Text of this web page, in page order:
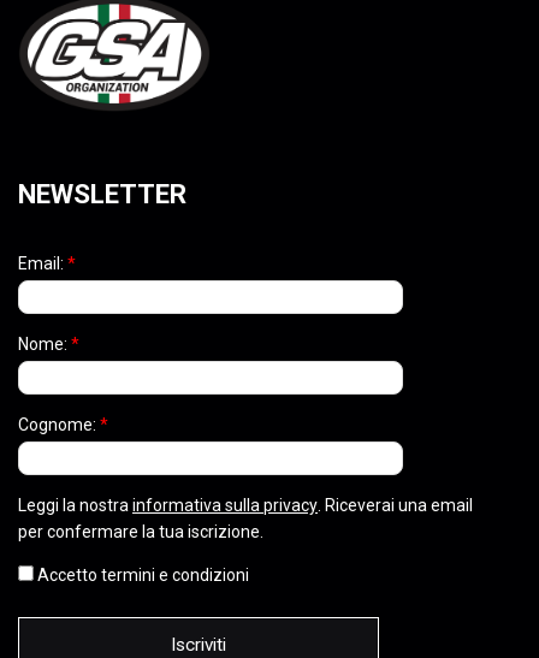
NEWSLETTER
Email: *
Nome: *
Cognome: *
Leggi la nostrainformativa sulla privacy. Riceverai una email
per confermare la tua iscrizione.
Accetto termini e condizioni